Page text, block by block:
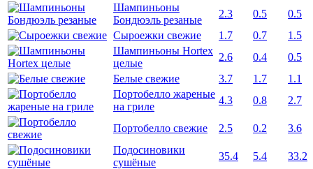
Шампиньоны
Бондюэль резаные
2.3 0.5
0.5
Сыроежки свежие
1.7 0.7
1.5
Шампиньоны Hortex
целые
2.6 0.4
0.5
Белые свежие
3.7 1.7
1.1
Портобелло жареные
на гриле
4.3 0.8 2.7
Портобелло свежие 2.5 0.2
3.6
Подосиновики
сушёные
35.4 5.4
33.2